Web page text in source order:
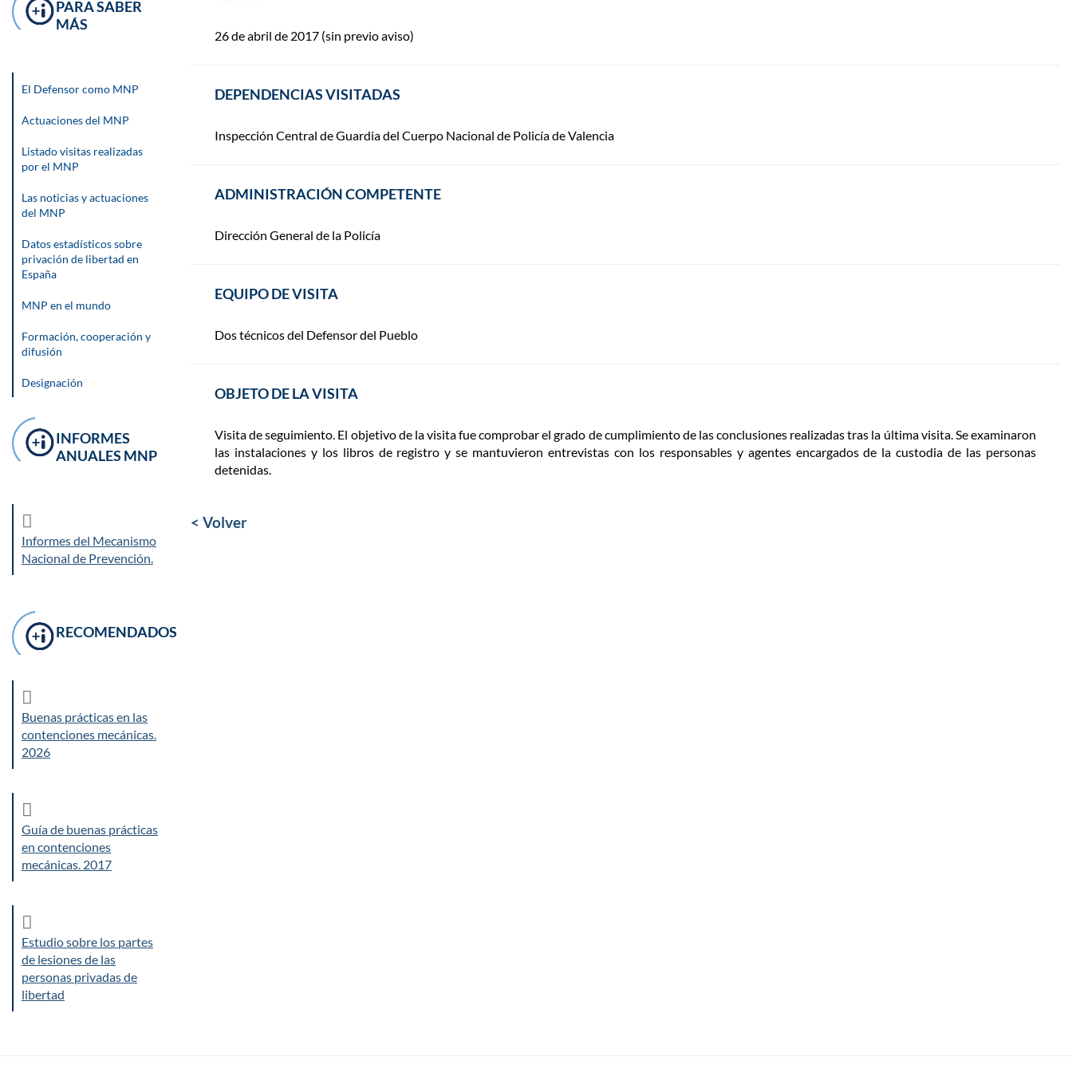
26 de abril de 2017 (sin previo aviso)
DEPENDENCIAS VISITADAS
Inspección Central de Guardia del Cuerpo Nacional de Policía de Valencia
ADMINISTRACIÓN COMPETENTE
Dirección General de la Policía
EQUIPO DE VISITA
Dos técnicos del Defensor del Pueblo
OBJETO DE LA VISITA
Visita de seguimiento. El objetivo de la visita fue comprobar el grado de cumplimiento de las conclusiones realizadas tras la última visita. Se examinaron
las instalaciones y los libros de registro y se mantuvieron entrevistas con los responsables y agentes encargados de la custodia de las personas
detenidas.
< Volver
PARA SABER
MÁS
El Defensor como MNP
Actuaciones del MNP
Listado visitas realizadas
por el MNP
Las noticias y actuaciones
del MNP
Datos estadísticos sobre
privación de libertad en
España
MNP en el mundo
Formación, cooperación y
difusión
Designación
INFORMES
ANUALES MNP
Informes del Mecanismo
Nacional de Prevención.
RECOMENDADOS
Buenas prácticas en las
contenciones mecánicas.
2026
Guía de buenas prácticas
en contenciones
mecánicas. 2017
Estudio sobre los partes
de lesiones de las
personas privadas de
libertad